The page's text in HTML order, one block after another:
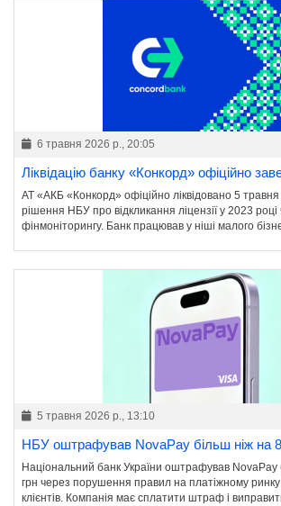
6 травня 2026 р., 20:05
Ліквідацію банку «Конкорд» офіційно
АТ «АКБ «Конкорд» офіційно ліквідовано 5 травня
рішення НБУ про відкликання ліцензії у 2023
фінмоніторингу. Банк працював у ніші малого
5 травня 2026 р., 13:10
НБУ оштрафував NovaPay більш ніж на
Національний банк України оштрафував NovaPay
грн через порушення правил на платіжному
клієнтів. Компанія має сплатити штраф і